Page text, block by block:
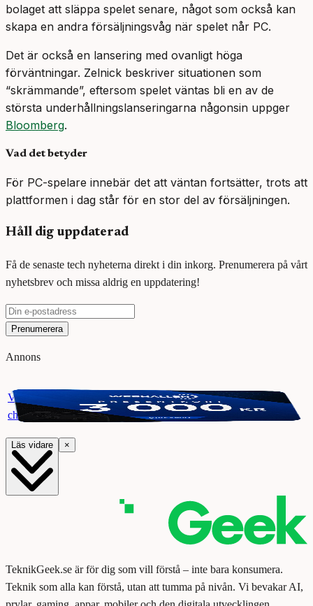
bolaget att släppa spelet senare, något som också kan
skapa en andra försäljningsvåg när spelet når PC.
Det är också en lansering med ovanligt höga
förväntningar. Zelnick beskriver situationen som
“skrämmande”, eftersom spelet väntas bli en av de
största underhållningslanseringarna någonsin uppger
Bloomberg.
Vad det betyder
För PC-spelare innebär det att väntan fortsätter, trots att
plattformen i dag står för en stor del av försäljningen.
Håll dig uppdaterad
Få de senaste tech nyheterna direkt i din inkorg. Prenumerera på vårt
nyhetsbrev och missa aldrig en uppdatering!
Prenumerera
Annons
Vinn ett presentkort på Webhallen. Delta i vår giveaway för
chansen att vinna 3000 kr.
Läs vidare ×
TeknikGeek.se är för dig som vill förstå – inte bara konsumera.
Teknik som alla kan förstå, utan att tumma på nivån. Vi bevakar AI,